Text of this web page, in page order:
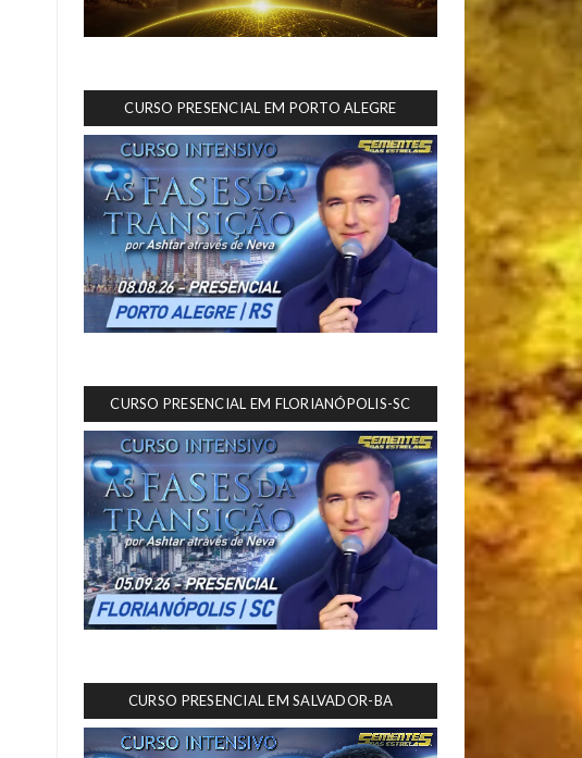
CURSO PRESENCIAL EM PORTO ALEGRE
CURSO PRESENCIAL EM FLORIANÓPOLIS-SC
CURSO PRESENCIAL EM SALVADOR-BA